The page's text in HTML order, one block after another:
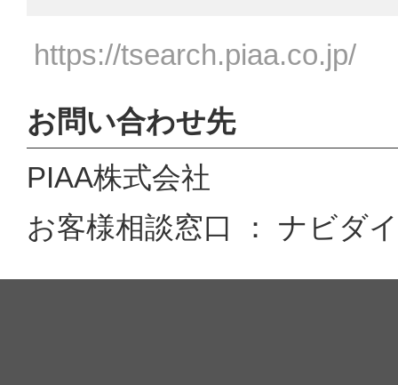
https://tsearch.piaa.co.jp/
お問い合わせ先
PIAA株式会社
お客様相談窓口 ： ナビダ